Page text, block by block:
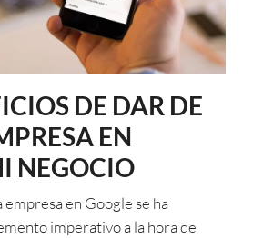
DE DAR DE
EN
NEGOCIO
empresa en Google se ha
imperativo a la hora de